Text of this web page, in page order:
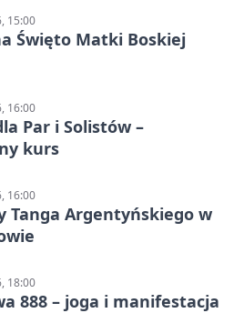
15:00
Święto Matki Boskiej
16:00
Par i Solistów –
kurs
16:00
Tanga Argentyńskiego w
18:00
888 – joga i manifestacja